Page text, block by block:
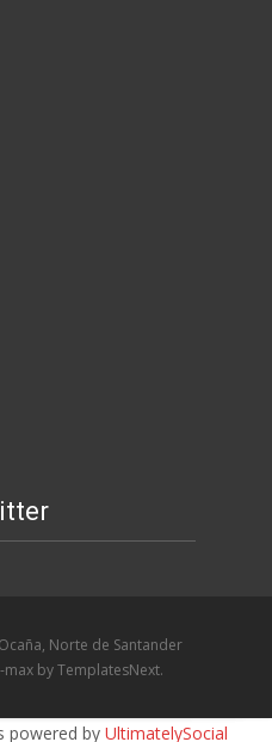
Norte de Santander
max by TemplatesNext.
powered by UltimatelySocial